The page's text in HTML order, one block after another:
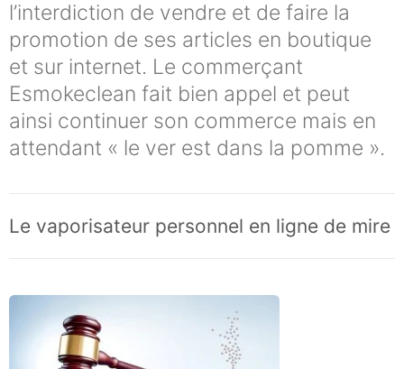
l’interdiction de vendre et de faire la
promotion de ses articles en boutique
et sur internet. Le commerçant
Esmokeclean fait bien appel et peut
ainsi continuer son commerce mais en
attendant « le ver est dans la pomme ».
Le vaporisateur personnel en ligne de mire